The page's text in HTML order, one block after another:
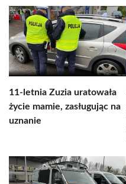
11-letnia Zuzia uratowała
życie mamie, zasługując na
uznanie